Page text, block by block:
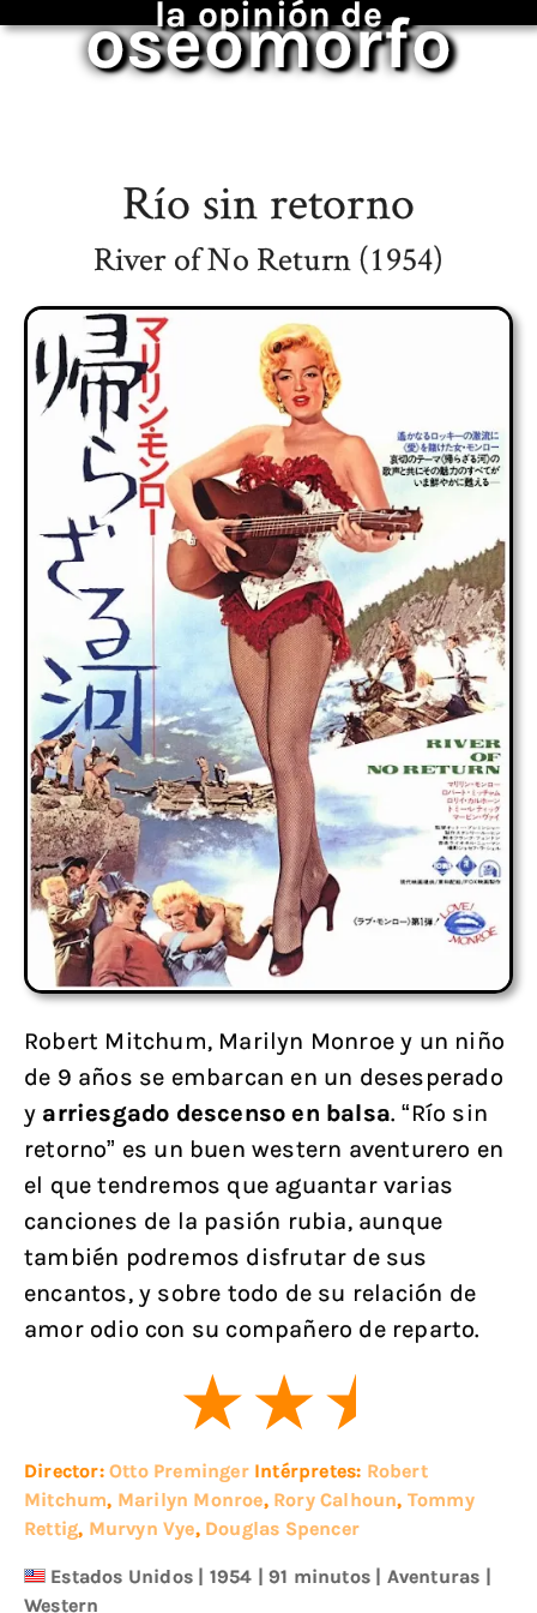
la opinión de
oseomorfo
Río sin retorno
River of No Return (1954)
Robert Mitchum, Marilyn Monroe y un niño
de 9 años se embarcan en un desesperado
y arriesgado descenso en balsa. “Río sin
retorno” es un buen western aventurero en
el que tendremos que aguantar varias
canciones de la pasión rubia, aunque
también podremos disfrutar de sus
encantos, y sobre todo de su relación de
amor odio con su compañero de reparto.
Director: Otto Preminger Intérpretes: Robert
Mitchum, Marilyn Monroe, Rory Calhoun, Tommy
Rettig, Murvyn Vye, Douglas Spencer
Estados Unidos | 1954 | 91 minutos | Aventuras |
Western